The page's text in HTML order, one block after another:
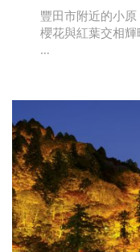
豐田市附近的小
櫻花與紅葉交相
…